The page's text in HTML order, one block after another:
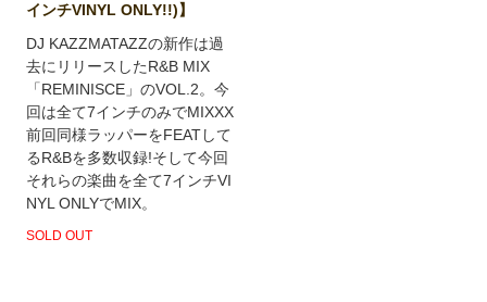
インチVINYL ONLY!!)】
DJ KAZZMATAZZの新作は過
去にリリースしたR&B MIX
「REMINISCE」のVOL.2。今
回は全て7インチのみでMIXXX
前回同様ラッパーをFEATして
るR&Bを多数収録!そして今回
それらの楽曲を全て7インチVI
NYL ONLYでMIX。
SOLD OUT